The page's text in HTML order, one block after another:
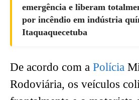
emergência e liberam
por incêndio em indústria
Itaquaquecetuba
De acordo com a Polícia
Rodoviária, os veículos